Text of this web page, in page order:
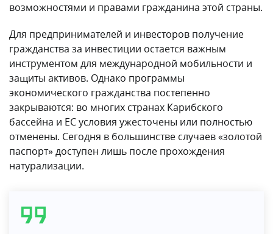
возможностями и правами гражданина этой страны.
Для предпринимателей и инвесторов получение
гражданства за инвестиции остается важным
инструментом для международной мобильности и
защиты активов. Однако программы
экономического гражданства постепенно
закрываются: во многих странах Карибского
бассейна и ЕС условия ужесточены или полностью
отменены. Сегодня в большинстве случаев «золотой
паспорт» доступен лишь после прохождения
натурализации.